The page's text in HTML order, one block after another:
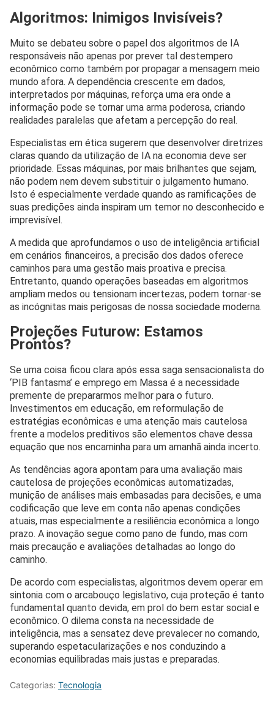
Algoritmos: Inimigos Invisíveis?
Muito se debateu sobre o papel dos algoritmos de IA
responsáveis não apenas por prever tal destempero
econômico como também por propagar a mensagem meio
mundo afora. A dependência crescente em dados,
interpretados por máquinas, reforça uma era onde a
informação pode se tornar uma arma poderosa, criando
realidades paralelas que afetam a percepção do real.
Especialistas em ética sugerem que desenvolver diretrizes
claras quando da utilização de IA na economia deve ser
prioridade. Essas máquinas, por mais brilhantes que sejam,
não podem nem devem substituir o julgamento humano.
Isto é especialmente verdade quando as ramificações de
suas predições ainda inspiram um temor no desconhecido e
imprevisível.
A medida que aprofundamos o uso de inteligência artificial
em cenários financeiros, a precisão dos dados oferece
caminhos para uma gestão mais proativa e precisa.
Entretanto, quando operações baseadas em algoritmos
ampliam medos ou tensionam incertezas, podem tornar-se
as incógnitas mais perigosas de nossa sociedade moderna.
Projeções Futurow: Estamos
Prontos?
Se uma coisa ficou clara após essa saga sensacionalista do
‘PIB fantasma’ e emprego em Massa é a necessidade
premente de prepararmos melhor para o futuro.
Investimentos em educação, em reformulação de
estratégias econômicas e uma atenção mais cautelosa
frente a modelos preditivos são elementos chave dessa
equação que nos encaminha para um amanhã ainda incerto.
As tendências agora apontam para uma avaliação mais
cautelosa de projeções econômicas automatizadas,
munição de análises mais embasadas para decisões, e uma
codificação que leve em conta não apenas condições
atuais, mas especialmente a resiliência econômica a longo
prazo. A inovação segue como pano de fundo, mas com
mais precaução e avaliações detalhadas ao longo do
caminho.
De acordo com especialistas, algoritmos devem operar em
sintonia com o arcabouço legislativo, cuja proteção é tanto
fundamental quanto devida, em prol do bem estar social e
econômico. O dilema consta na necessidade de
inteligência, mas a sensatez deve prevalecer no comando,
superando espetacularizações e nos conduzindo a
economias equilibradas mais justas e preparadas.
Categorias: Tecnologia